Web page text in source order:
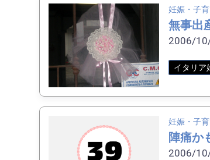
妊娠・子育
無事出
2006/
イタリア
妊娠・子育
陣痛か
2006/